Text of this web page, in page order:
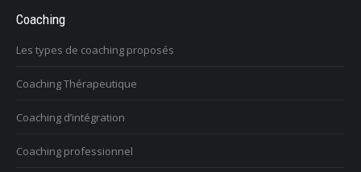
Coaching
Les types de coaching proposés
Coaching Thérapeutique
Coaching d’intégration
Coaching professionnel